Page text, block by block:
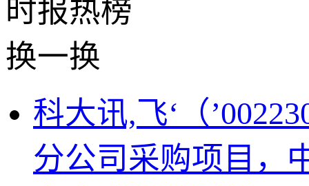
时报热榜
换一换
科大讯,飞‘（
分公司采购项目，